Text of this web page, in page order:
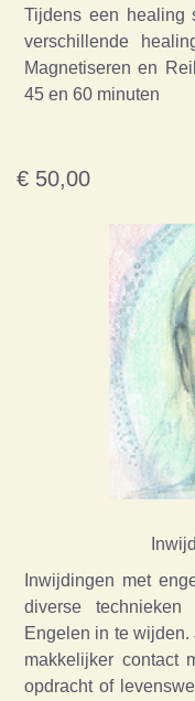
Tijdens een healing
verschillende
Magnetiseren en
45 en 60 minuten
€ 50,00
Inwijdingen met
diverse
Engelen in te
makkelijker contact
opdracht of